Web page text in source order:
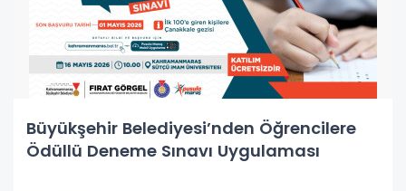
Büyükşehir Belediyesi’nden Öğrencilere
Ödüllü Deneme Sınavı Uygulaması